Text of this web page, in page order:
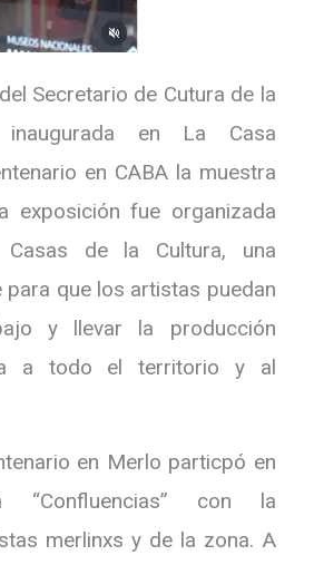
Secretario de Cutura de la
inaugurada en La Casa
en CABA la muestra
exposición fue organizada
de la Cultura, una
para que los artistas puedan
y llevar la producción
a todo el territorio y al
en Merlo particpó en
“Confluencias” con la
merlinxs y de la zona. A